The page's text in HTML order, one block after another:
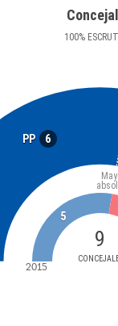
100%
PP 6
9
5
2015